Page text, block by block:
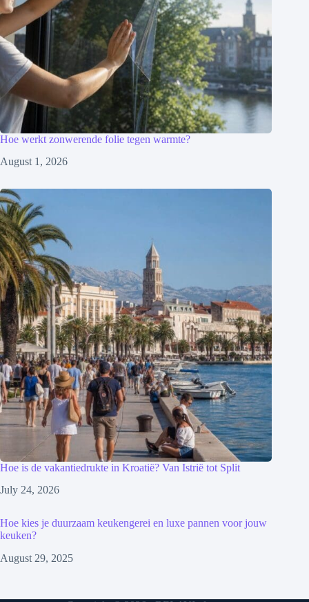
Hoe werkt zonwerende folie tegen warmte?
August 1, 2026
Hoe is de vakantiedrukte in Kroatië? Van Istrië tot Split
July 24, 2026
Hoe kies je duurzaam keukengerei en luxe pannen voor jouw
keuken?
August 29, 2025